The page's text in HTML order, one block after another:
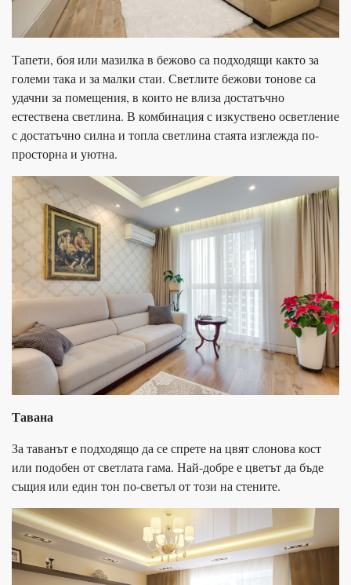
Тапети, боя или мазилка в бежово са подходящи както за
големи така и за малки стаи. Светлите бежови тонове са
удачни за помещения, в които не влиза достатъчно
естествена светлина. В комбинация с изкуствено осветление
с достатъчно силна и топла светлина стаята изглежда по-
просторна и уютна.
Тавана
За таванът е подходящо да се спрете на цвят слонова кост
или подобен от светлата гама. Най-добре е цветът да бъде
същия или един тон по-светъл от този на стените.